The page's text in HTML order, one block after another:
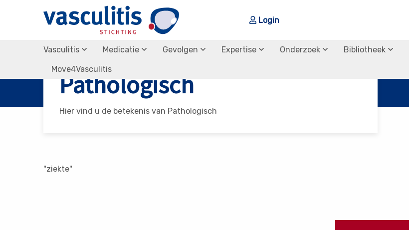
Login
Vasculitis Medicatie Gevolgen Expertise Onderzoek Bibliotheek
Move4Vasculitis
Pathologisch
Hier vind u de betekenis van Pathologisch
"ziekte"